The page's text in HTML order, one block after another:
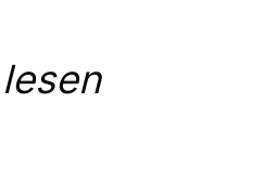
KANDIDATEN